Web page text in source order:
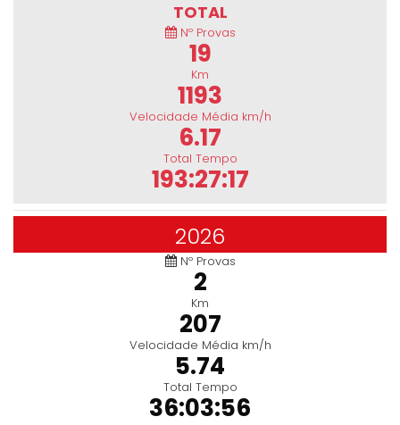
TOTAL
Nº Provas
19
Km
1193
Velocidade Média km/h
6.17
Total Tempo
193:27:17
2026
Nº Provas
2
Km
207
Velocidade Média km/h
5.74
Total Tempo
36:03:56